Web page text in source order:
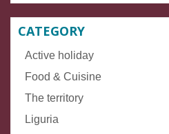
CATEGORY
Active holiday
Food & Cuisine
The territory
Liguria